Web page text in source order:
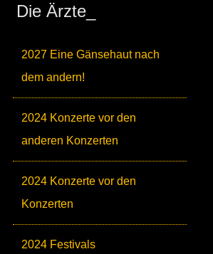
Die Ärzte_
2027 Eine Gänsehaut nach
dem andern!
2024 Konzerte vor den
anderen Konzerten
2024 Konzerte vor den
Konzerten
2024 Festivals